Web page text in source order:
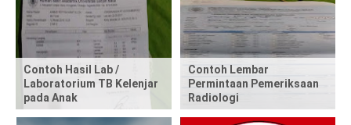
e
t
h
i
Contoh Hasil Lab /
Laboratorium TB Kelenjar
pada Anak
Contoh Lembar
Permintaan Pemeriksaan
Radiologi